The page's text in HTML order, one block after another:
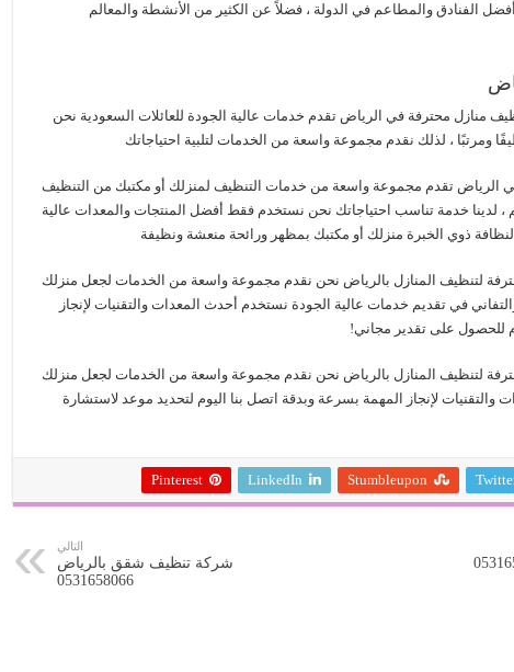
الفنادق والمطاعم في الدولة ، فضلاً عن الكثير من الأنشطة والمعالم
منازل محترفة في الرياض تقدم خدمات عالية الجودة للعائلات السعودية نحن
ومرتبًا ، لذلك نقدم مجموعة واسعة من الخدمات لتلبية احتياجاتك
الرياض تقدم مجموعة واسعة من خدمات التنظيف لمنزلك أو مكتبك من التنظيف
، لدينا خدمة تناسب احتياجاتك نحن نستخدم فقط أفضل المنتجات والمعدات عالية
ذوي الخبرة منزلك أو مكتبك بمظهر ورائحة منعشة ونظيفة
لتنظيف المنازل بالرياض نحن نقدم مجموعة واسعة من الخدمات لجعل منزلك
في تقديم خدمات عالية الجودة نستخدم أحدث المعدات والتقنيات لإنجاز
للحصول على تقدير مجاني!
لتنظيف المنازل بالرياض نحن نقدم مجموعة واسعة من الخدمات لجعل منزلك
لإنجاز المهمة بسرعة وبدقة اتصل بنا اليوم لتحديد موعد لاستشارة
Stumbleupon
LinkedIn
Pinterest
التالي
شركة تنظيف شقق بالرياض
0531658066